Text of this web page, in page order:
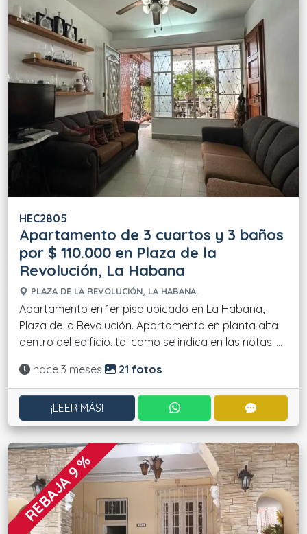
HEC2805
Apartamento de 3 cuartos y 3 baños
por $ 110.000 en Plaza de la
Revolución, La Habana
PLAZA DE LA REVOLUCIÓN, LA HABANA.
Apartamento en 1er piso ubicado en La Habana,
Plaza de la Revolución. Apartamento en planta alta
dentro del edificio, tal como se indica en las notas.....
Actualizado:
hace 3 meses 21 fotos
¡LEER MÁS! CONTACTAR POR
REBAJA 9 %